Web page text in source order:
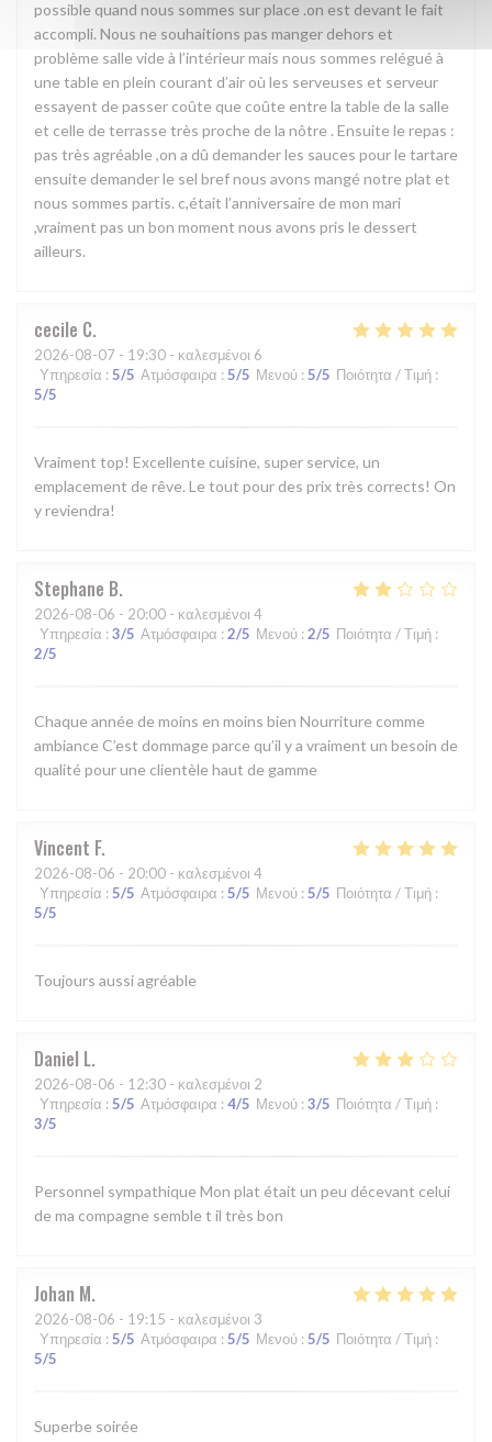
possible quand nous sommes sur place .on est devant le fait
accompli. Nous ne souhaitions pas manger dehors et
problème salle vide à l’intérieur mais nous sommes relégué à
une table en plein courant d’air où les serveuses et serveur
essayent de passer coûte que coûte entre la table de la salle
et celle de terrasse très proche de la nôtre . Ensuite le repas :
pas très agréable ,on a dû demander les sauces pour le tartare
ensuite demander le sel bref nous avons mangé notre plat et
nous sommes partis. c,était l’anniversaire de mon mari
,vraiment pas un bon moment nous avons pris le dessert
ailleurs.
cecile C
2026-08-07 - 19:30 - καλεσμένοι 6
Υπηρεσία : 5/5 Ατμόσφαιρα : 5/5 Μενού : 5/5 Ποιότητα / Τιμή :
5/5
Vraiment top! Excellente cuisine, super service, un
emplacement de rêve. Le tout pour des prix très corrects! On
y reviendra!
Stephane B
2026-08-06 - 20:00 - καλεσμένοι 4
Υπηρεσία : 3/5 Ατμόσφαιρα : 2/5 Μενού : 2/5 Ποιότητα / Τιμή :
2/5
Chaque année de moins en moins bien Nourriture comme
ambiance C’est dommage parce qu’il y a vraiment un besoin de
qualité pour une clientèle haut de gamme
Vincent F
2026-08-06 - 20:00 - καλεσμένοι 4
Υπηρεσία : 5/5 Ατμόσφαιρα : 5/5 Μενού : 5/5 Ποιότητα / Τιμή :
5/5
Toujours aussi agréable
Daniel L
2026-08-06 - 12:30 - καλεσμένοι 2
Υπηρεσία : 5/5 Ατμόσφαιρα : 4/5 Μενού : 3/5 Ποιότητα / Τιμή :
3/5
Personnel sympathique Mon plat était un peu décevant celui
de ma compagne semble t il très bon
Johan M
2026-08-06 - 19:15 - καλεσμένοι 3
Υπηρεσία : 5/5 Ατμόσφαιρα : 5/5 Μενού : 5/5 Ποιότητα / Τιμή :
5/5
Superbe soirée